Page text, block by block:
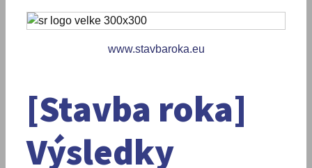
www.stavbaroka.eu
[Stavba roka]
Výsledky